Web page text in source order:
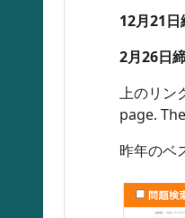
Number
12月21
2月26日
上のリン
page.
昨年のベ